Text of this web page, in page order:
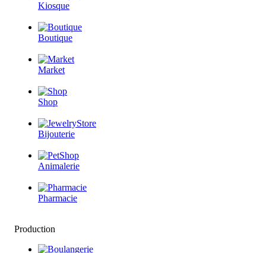
Kiosque
Boutique
Market
Shop
Bijouterie
Animalerie
Pharmacie
Production